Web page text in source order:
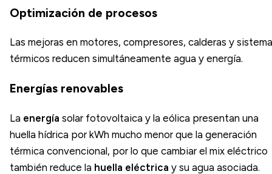
Optimización de procesos
Las mejoras en motores, compresores, calderas y
térmicos reducen simultáneamente agua y energía.
Energías renovables
La energía solar fotovoltaica y la eólica presentan una
huella hídrica por kWh mucho menor que la generación
térmica convencional, por lo que cambiar el mix eléctrico
también reduce la huella eléctrica y su agua asociada.